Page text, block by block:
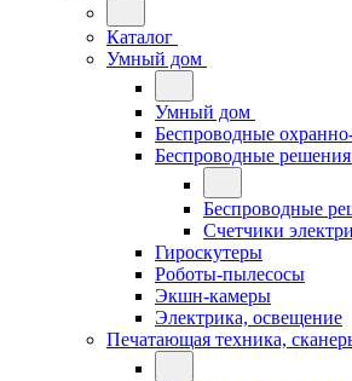
Каталог
Умный дом
Умный дом
Беспроводные
Беспроводные
Беспроводные
Счетчики
Гироскутеры
Роботы-пылесосы
Экшн-камеры
Электрика, освещение
Печатающая техника,